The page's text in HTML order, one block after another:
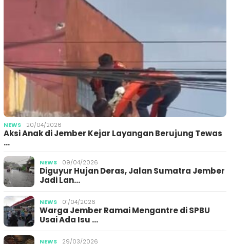
NEWS 20/04/2026
Aksi Anak di Jember Kejar Layangan Berujung Tewas
…
NEWS 09/04/2026
Diguyur Hujan Deras, Jalan Sumatra Jember
Jadi Lan…
NEWS 01/04/2026
Warga Jember Ramai Mengantre di SPBU
Usai Ada Isu …
NEWS 29/03/2026